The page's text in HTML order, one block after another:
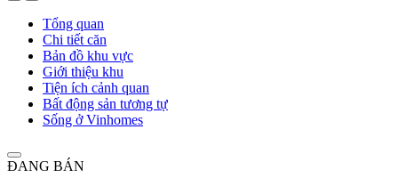
Tổng quan
Chi tiết căn
Bản đồ khu vực
Giới thiệu khu
Tiện ích cảnh quan
Bất động sản tương tự
Sống ở Vinhomes
ĐANG BÁN